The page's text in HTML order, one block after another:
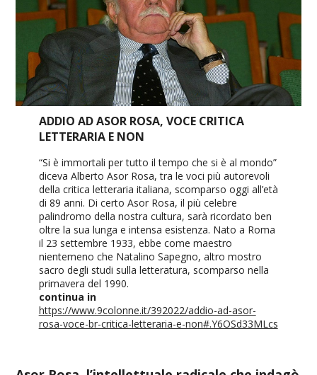
ADDIO AD ASOR ROSA, VOCE CRITICA
LETTERARIA E NON
“Si è immortali per tutto il tempo che si è al mondo”
diceva Alberto Asor Rosa, tra le voci più autorevoli
della critica letteraria italiana, scomparso oggi all’età
di 89 anni. Di certo Asor Rosa, il più celebre
palindromo della nostra cultura, sarà ricordato ben
oltre la sua lunga e intensa esistenza. Nato a Roma
il 23 settembre 1933, ebbe come maestro
nientemeno che Natalino Sapegno, altro mostro
sacro degli studi sulla letteratura, scomparso nella
primavera del 1990.
continua in
https://www.9colonne.it/392022/addio-ad-asor-
rosa-voce-br-critica-letteraria-e-non#.Y6OSd33MLcs